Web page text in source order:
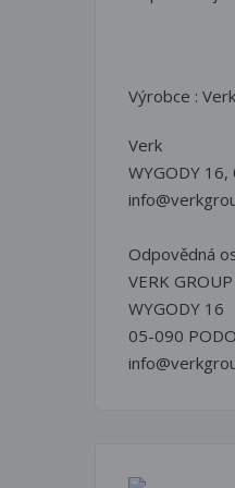
Výrobce : Verk
Verk
WYGODY 16,
Odpovědná
VERK
WYGODY 16
05-090